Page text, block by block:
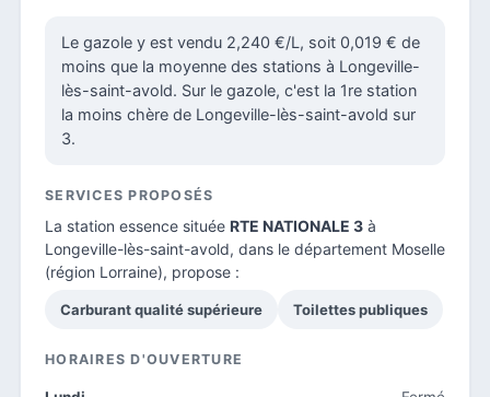
Le gazole y est vendu 2,240 €/L, soit 0,019 € de
moins que la moyenne des stations à Longeville-
lès-saint-avold. Sur le gazole, c'est la 1re station
la moins chère de Longeville-lès-saint-avold sur
3.
SERVICES PROPOSÉS
La station essence située RTE NATIONALE 3 à
Longeville-lès-saint-avold, dans le département Moselle
(région Lorraine), propose :
Carburant qualité supérieure Toilettes publiques
HORAIRES D'OUVERTURE